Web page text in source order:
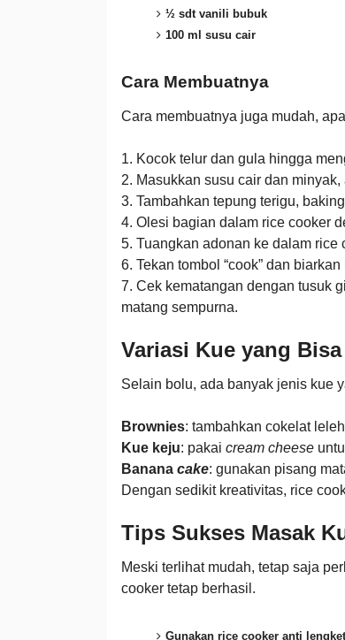
½ sdt vanili bubuk
100 ml susu cair
Cara Membuatnya
Cara membuatnya juga mudah,
1. Kocok telur dan gula hingga
2. Masukkan susu cair dan minyak,
3. Tambahkan tepung terigu,
4. Olesi bagian dalam rice cooker
5. Tuangkan adonan ke dalam rice
6. Tekan tombol “cook” dan
7. Cek kematangan dengan tusuk
matang sempurna.
Variasi Kue yang
Selain bolu, ada banyak jenis kue
Brownies: tambahkan cokelat
Kue keju: pakai cream cheese
Banana cake: gunakan pisang
Dengan sedikit kreativitas, rice
Tips Sukses Masak
Meski terlihat mudah, tetap saja
cooker tetap berhasil.
Gunakan rice cooker anti